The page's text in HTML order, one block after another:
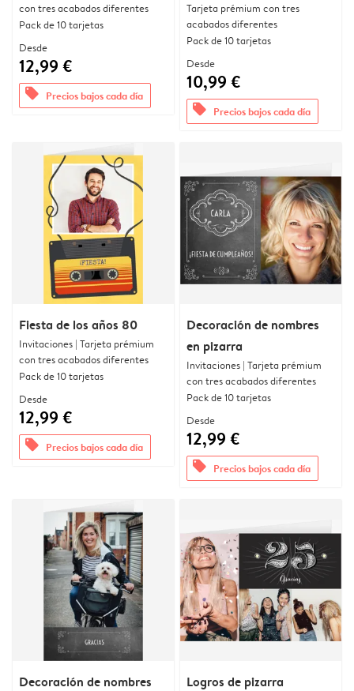
con tres acabados diferentes
Pack de 10 tarjetas
Desde
12,99 €
offers Precios bajos cada día
Tarjeta prémium con tres
acabados diferentes
Pack de 10 tarjetas
Desde
10,99 €
offers Precios bajos cada día
Fiesta de los años 80
Invitaciones | Tarjeta prémium
con tres acabados diferentes
Pack de 10 tarjetas
Desde
12,99 €
offers Precios bajos cada día
Decoración de nombres
en pizarra
Invitaciones | Tarjeta prémium
con tres acabados diferentes
Pack de 10 tarjetas
Desde
12,99 €
offers Precios bajos cada día
Decoración de nombres
Logros de pizarra